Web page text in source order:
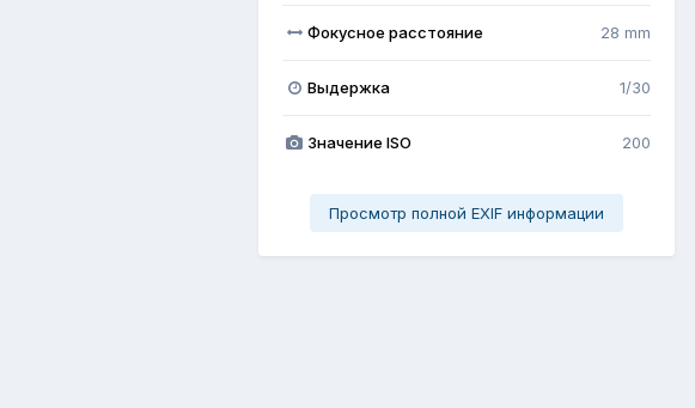
Фокусное расстояние 28 mm
Выдержка 1/30
Значение ISO 200
Просмотр полной EXIF информации